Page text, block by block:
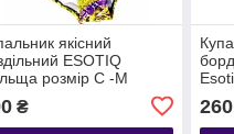
якісний
ESOTIQ
розмір С -М
кольоровий 44 46
₴ 260